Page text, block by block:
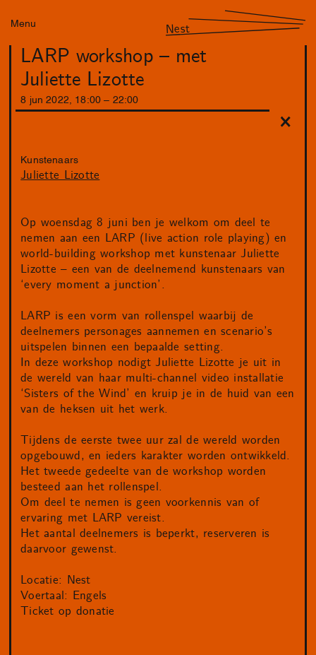
Menu Nest
LARP workshop – met
Juliette Lizotte
8 jun 2022 18 :00 22 :00
Kunstenaars
Juliette Lizotte
Op woensdag 8 juni ben je welkom om deel te
nemen aan een LARP (live action role playing) en
world-building workshop met kunstenaar Juliette
Lizotte – een van de deelnemend kunstenaars van
‘every moment a junction’.
LARP is een vorm van rollenspel waarbij de
deelnemers personages aannemen en scenario’s
uitspelen binnen een bepaalde setting.
In deze workshop nodigt Juliette Lizotte je uit in
de wereld van haar multi-channel video installatie
‘Sisters of the Wind’ en kruip je in de huid van een
van de heksen uit het werk.
Tijdens de eerste twee uur zal de wereld worden
opgebouwd, en ieders karakter worden ontwikkeld.
Het tweede gedeelte van de workshop worden
besteed aan het rollenspel.
Om deel te nemen is geen voorkennis van of
ervaring met LARP vereist.
Het aantal deelnemers is beperkt, reserveren is
daarvoor gewenst.
Locatie: Nest
Voertaal: Engels
Ticket op donatie